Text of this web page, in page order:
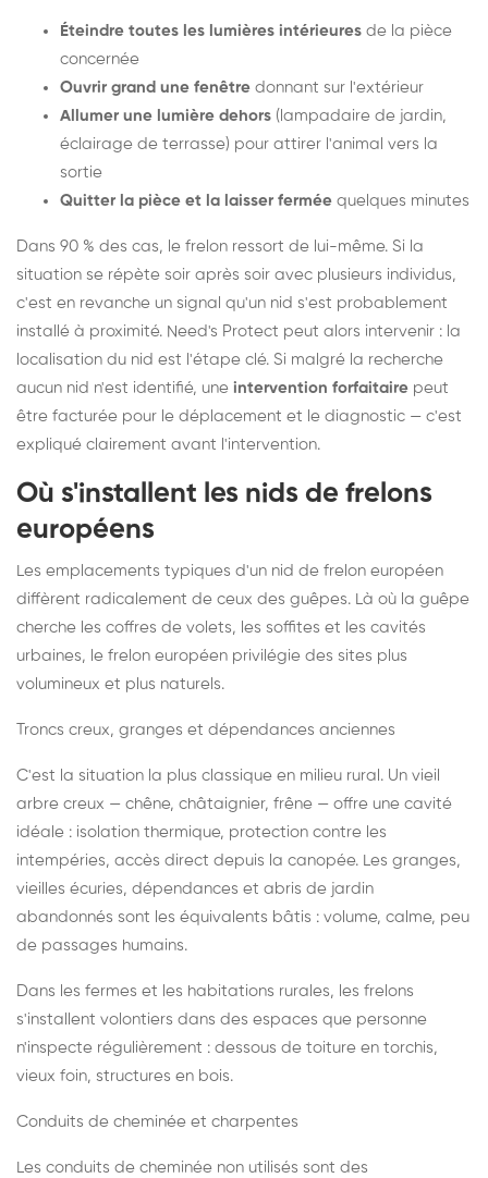
Éteindre toutes les lumières intérieures de la pièce
concernée
Ouvrir grand une fenêtre donnant sur l'extérieur
Allumer une lumière dehors (lampadaire de jardin,
éclairage de terrasse) pour attirer l'animal vers la
sortie
Quitter la pièce et la laisser fermée quelques minutes
Dans 90 % des cas, le frelon ressort de lui-même. Si la
situation se répète soir après soir avec plusieurs individus,
c'est en revanche un signal qu'un nid s'est probablement
installé à proximité. Need's Protect peut alors intervenir : la
localisation du nid est l'étape clé. Si malgré la recherche
aucun nid n'est identifié, une intervention forfaitaire peut
être facturée pour le déplacement et le diagnostic — c'est
expliqué clairement avant l'intervention.
Où s'installent les nids de frelons
européens
Les emplacements typiques d'un nid de frelon européen
diffèrent radicalement de ceux des guêpes. Là où la guêpe
cherche les coffres de volets, les soffites et les cavités
urbaines, le frelon européen privilégie des sites plus
volumineux et plus naturels.
Troncs creux, granges et dépendances anciennes
C'est la situation la plus classique en milieu rural. Un vieil
arbre creux — chêne, châtaignier, frêne — offre une cavité
idéale : isolation thermique, protection contre les
intempéries, accès direct depuis la canopée. Les granges,
vieilles écuries, dépendances et abris de jardin
abandonnés sont les équivalents bâtis : volume, calme, peu
de passages humains.
Dans les fermes et les habitations rurales, les frelons
s'installent volontiers dans des espaces que personne
n'inspecte régulièrement : dessous de toiture en torchis,
vieux foin, structures en bois.
Conduits de cheminée et charpentes
Les conduits de cheminée non utilisés sont des